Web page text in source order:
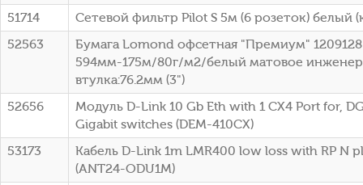
51714
Сетевой фильтр Pilot S 5м (6 розеток) белый
52563
Бумага Lomond офсетная "Премиум" 1209128
594мм-175м/80г/м2/белый матовое
втулка:76.2мм (3")
52656
Модуль D-Link 10 Gb Eth with 1 CX4 Port for,
Gigabit switches (DEM-410CX)
53173
Кабель D-Link 1m LMR400 low loss with RP N
(ANT24-ODU1M)